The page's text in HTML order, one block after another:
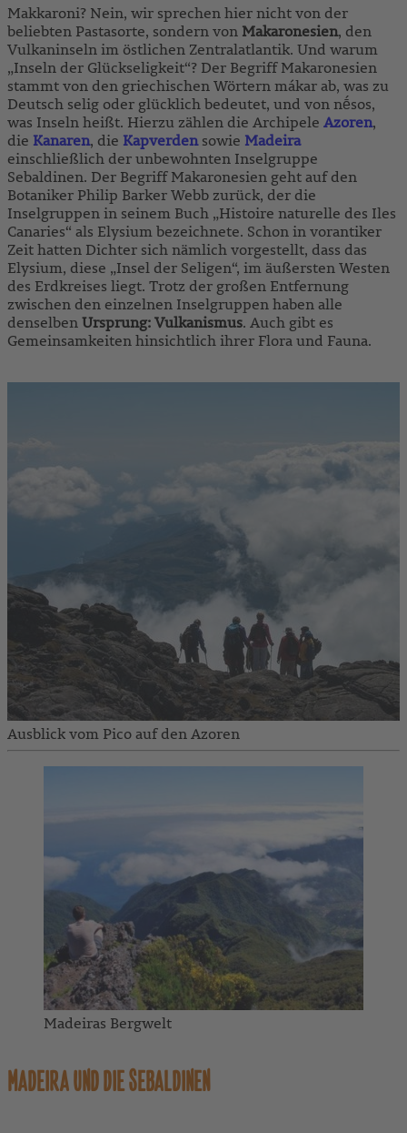
Makkaroni? Nein, wir sprechen hier nicht von der
beliebten Pastasorte, sondern von Makaronesien, den
Vulkaninseln im östlichen Zentralatlantik. Und warum
„Inseln der Glückseligkeit“? Der Begriff Makaronesien
stammt von den griechischen Wörtern mákar ab, was zu
Deutsch selig oder glücklich bedeutet, und von nḗsos,
was Inseln heißt. Hierzu zählen die Archipele Azoren,
die Kanaren, die Kapverdensowie Madeira
einschließlich der unbewohnten Inselgruppe
Sebaldinen. Der Begriff Makaronesien geht auf den
Botaniker Philip Barker Webb zurück, der die
Inselgruppen in seinem Buch „Histoire naturelle des Iles
Canaries“ als Elysium bezeichnete. Schon in vorantiker
Zeit hatten Dichter sich nämlich vorgestellt, dass das
Elysium, diese „Insel der Seligen“, im äußersten Westen
des Erdkreises liegt. Trotz der großen Entfernung
zwischen den einzelnen Inselgruppen haben alle
denselbenUrsprung: Vulkanismus. Auch gibt es
Gemeinsamkeiten hinsichtlich ihrer Flora und Fauna.
Ausblick vom Pico auf den Azoren
Madeiras Bergwelt
MADEIRA UND DIE SEBALDINEN